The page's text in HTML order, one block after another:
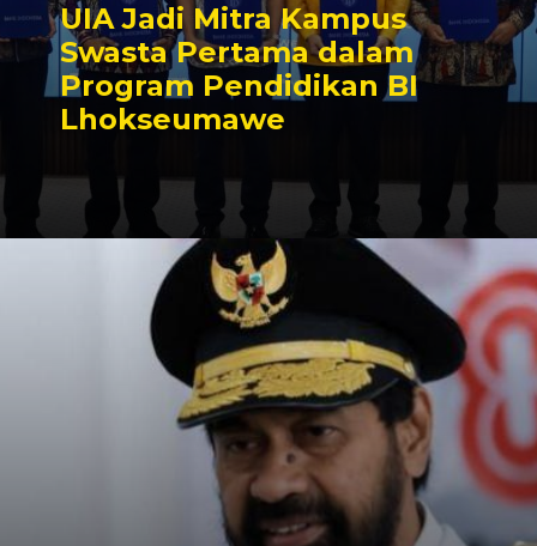
UIA Jadi Mitra Kampus
Swasta Pertama dalam
Program Pendidikan BI
Lhokseumawe